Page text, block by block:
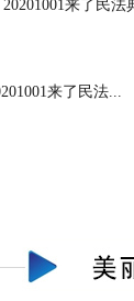
来了民法...